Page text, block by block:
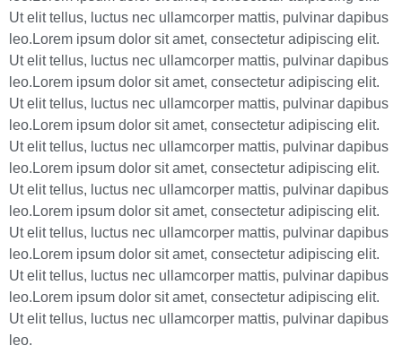
Ut elit tellus, luctus nec ullamcorper mattis, pulvinar dapibus
leo.Lorem ipsum dolor sit amet, consectetur adipiscing elit.
Ut elit tellus, luctus nec ullamcorper mattis, pulvinar dapibus
leo.Lorem ipsum dolor sit amet, consectetur adipiscing elit.
Ut elit tellus, luctus nec ullamcorper mattis, pulvinar dapibus
leo.Lorem ipsum dolor sit amet, consectetur adipiscing elit.
Ut elit tellus, luctus nec ullamcorper mattis, pulvinar dapibus
leo.Lorem ipsum dolor sit amet, consectetur adipiscing elit.
Ut elit tellus, luctus nec ullamcorper mattis, pulvinar dapibus
leo.Lorem ipsum dolor sit amet, consectetur adipiscing elit.
Ut elit tellus, luctus nec ullamcorper mattis, pulvinar dapibus
leo.Lorem ipsum dolor sit amet, consectetur adipiscing elit.
Ut elit tellus, luctus nec ullamcorper mattis, pulvinar dapibus
leo.Lorem ipsum dolor sit amet, consectetur adipiscing elit.
Ut elit tellus, luctus nec ullamcorper mattis, pulvinar dapibus
leo.